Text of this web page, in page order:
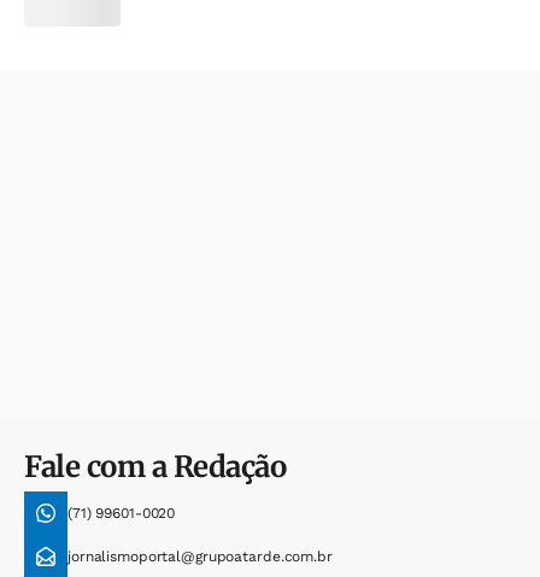
Fale com a Redação
(71) 99601-0020
jornalismoportal@grupoatarde.com.br